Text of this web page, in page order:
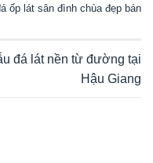
ốp lát sân đình chùa đẹp bán
đá lát nền từ đường tại
Hậu Giang